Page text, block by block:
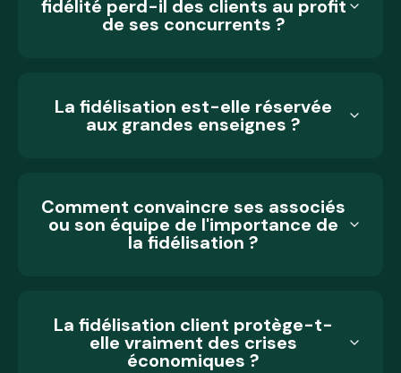
fidélité perd-il des clients au profit
de ses concurrents ?
La fidélisation est-elle réservée
aux grandes enseignes ?
Comment convaincre ses associés
ou son équipe de l'importance de
la fidélisation ?
La fidélisation client protège-t-
elle vraiment des crises
économiques ?